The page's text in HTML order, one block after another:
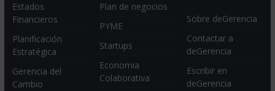
Estados
Financieros
Planificación
Estratégica
Gerencia del
Cambio
Plan de negocios
PYME
Startups
Economia
Colaborativa
Sobre deGerencia
Contactar a
deGerencia
Escribir en
deGerencia